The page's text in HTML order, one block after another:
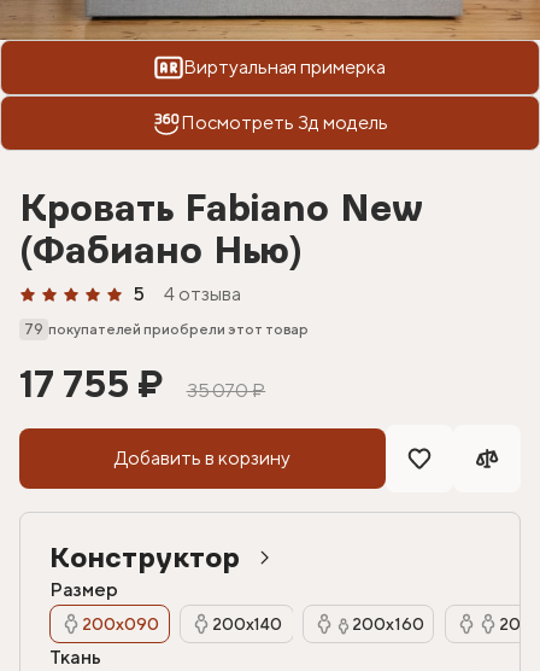
Виртуальная примерка
Посмотреть 3д модель
Кровать Fabiano New
(Фабиано Нью)
5 4 отзыва
79 покупателей приобрели этот товар
17 755 ₽ 35 070 ₽
Добавить в корзину
Конструктор
Размер
200х090 200х140 200х160
Ткань